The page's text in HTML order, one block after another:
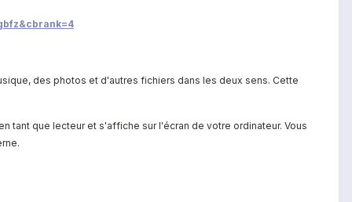
des photos et d'autres fichiers dans les deux sens. Cette
tant que lecteur et s'affiche sur l'écran de votre ordinateur. Vous